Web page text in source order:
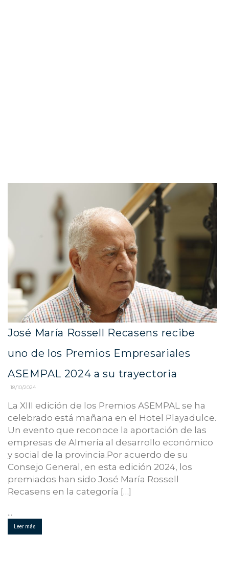
José María Rossell Recasens recibe
uno de los Premios Empresariales
ASEMPAL 2024 a su trayectoria
18/10/2024
La XIII edición de los Premios ASEMPAL se ha
celebrado está mañana en el Hotel Playadulce.
Un evento que reconoce la aportación de las
empresas de Almería al desarrollo económico
y social de la provincia.Por acuerdo de su
Consejo General, en esta edición 2024, los
premiados han sido José María Rossell
Recasens en la categoría […]
...
Leer más